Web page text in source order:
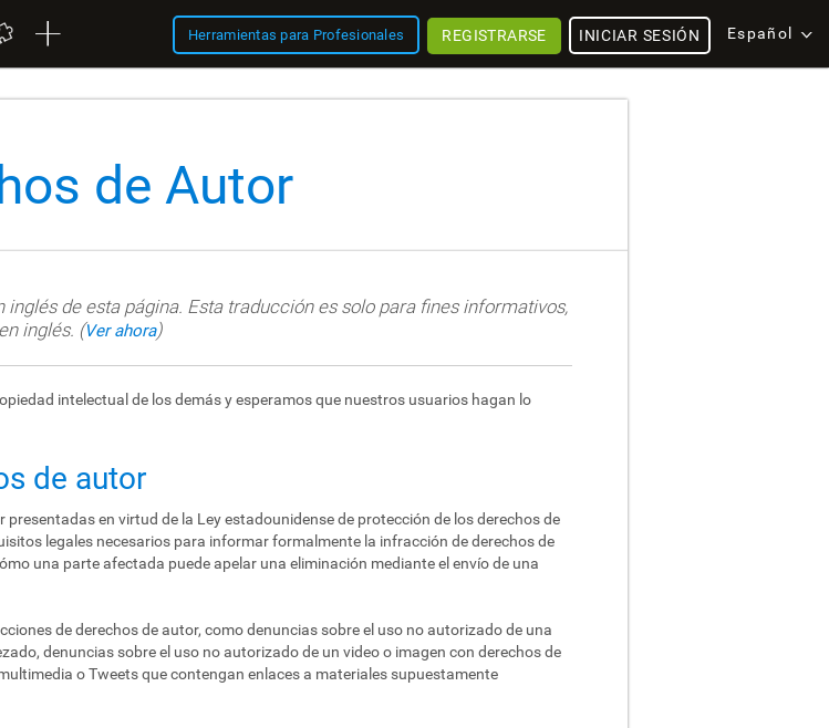
Herramientas para Profesionales Español
INICIAR SESIÓN
REGISTRARSE
de Autor
de esta página. Esta traducción es solo para fines informativos,
inglés. (Ver ahora)
intelectual de los demás y esperamos que nuestros usuarios hagan lo
de autor
en virtud de la Ley estadounidense de protección de los derechos de
legales necesarios para informar formalmente la infracción de derechos de
una parte afectada puede apelar una eliminación mediante el envío de una
de derechos de autor, como denuncias sobre el uso no autorizado de una
denuncias sobre el uso no autorizado de un video o imagen con derechos de
o Tweets que contengan enlaces a materiales supuestamente